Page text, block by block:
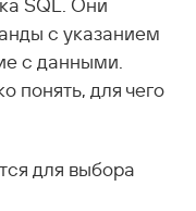
SQL. Они
с указанием
с данными.
понять, для чего
для выбора